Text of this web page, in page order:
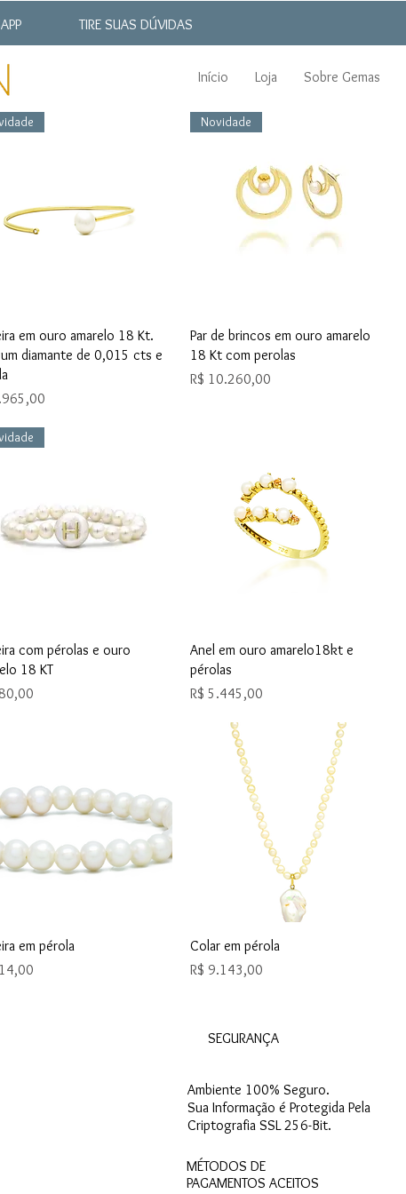
TIRE SUAS DÚVIDAS
Início Loja Sobre Gemas
Visualização rápida
em ouro amarelo 18 Kt.
diamante de 0,015 cts e
Visualização rápida
Novidade
Par de brincos em ouro amarelo
18 Kt com perolas
Preço
R$ 10.260,00
Visualização rápida
com pérolas e ouro
18 KT
Visualização rápida
Anel em ouro amarelo18kt e
pérolas
Preço
R$ 5.445,00
Visualização rápida
em pérola
Visualização rápida
Colar em pérola
Preço
R$ 9.143,00
SEGURANÇA
Ambiente 100% Seguro.
Sua Informação é Protegida Pela
Criptografia SSL 256-Bit.
MÉTODOS DE
PAGAMENTOS ACEITOS